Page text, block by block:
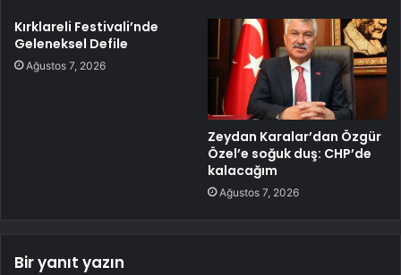
Kırklareli Festivali’nde
Geleneksel Defile
Ağustos 7, 2026
Zeydan Karalar’dan Özgür
Özel’e soğuk duş: CHP’de
kalacağım
Ağustos 7, 2026
Bir yanıt yazın